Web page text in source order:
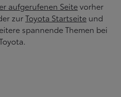
aufgerufenen Seitevorher
zurToyota Startseite und
spannende Themen bei